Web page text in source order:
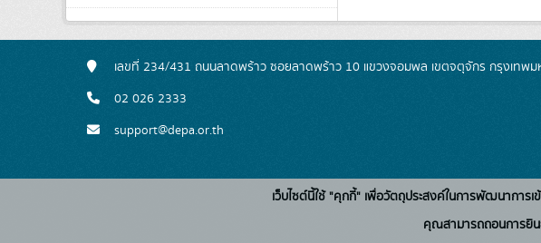
เลขที่ 234/431 ถนนลาดพร้าว ซอยลาดพร้าว 10 แขวงจอมพล เขตจตุจักร กรุงเทพ
02 026 2333
support@depa.or.th
เว็บไซต์นี้ใช้ "คุกกี้" เพื่อวัตถุประสงค์ในการพัฒนากา
คุณสามารถถอนการยิ